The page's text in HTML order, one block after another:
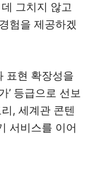
그치지 않고
험을 제공하겠
표현 확장성을
’ 등급으로 선보
, 세계관 콘텐
서비스를 이어